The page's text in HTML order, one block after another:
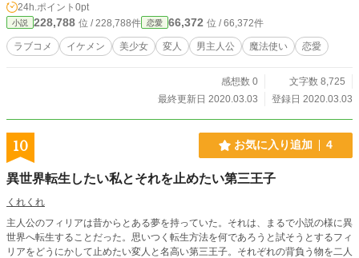
24h.ポイント 0pt
小説 228,788 位 / 228,788件 恋愛 66,372 位 / 66,372件
ラブコメ イケメン 美少女 変人 男主人公 魔法使い 恋愛
感想数 0
文字数 8,725
最終更新日 2020.03.03
登録日 2020.03.03
10 お気に入り追加 4
異世界転生したい私とそれを止めたい第三王子
くれくれ
主人公のフィリアは昔からとある夢を持っていた。それは、まるで小説の様に異
世界へ転生することだった。思いつく転生方法を何であろうと試そうとするフィ
リアをどうにかして止めたい変人と名高い第三王子。それぞれの背負う物を二人